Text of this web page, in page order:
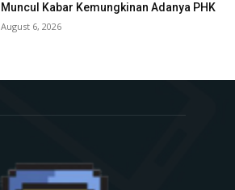
Muncul Kabar Kemungkinan Adanya PHK
August 6, 2026